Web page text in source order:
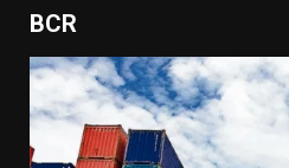
BCR